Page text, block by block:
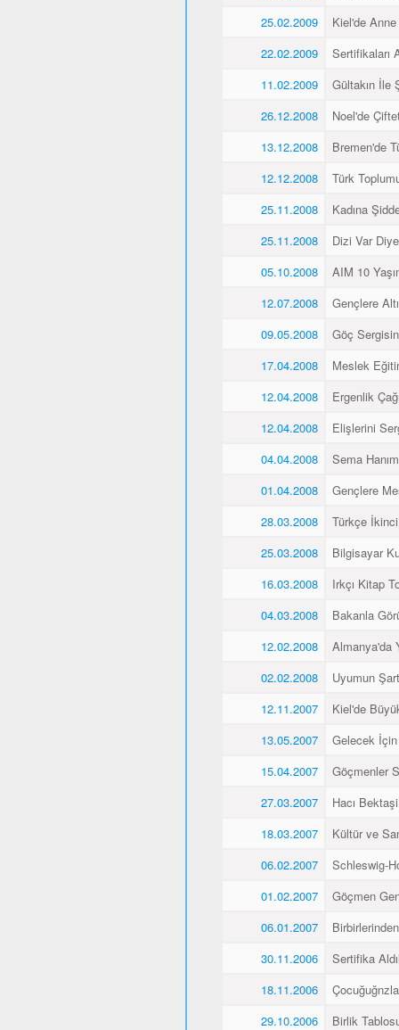
25.02.2009
Kiel'de
22.02.2009
Sertifikaları
11.02.2009
Gültakın İle
26.12.2008
Noel'de
13.12.2008
Bremen'de
12.12.2008
Türk
25.11.2008
Kadına
25.11.2008
Dizi Var
05.10.2008
AIM 10
12.07.2008
Gençlere
09.05.2008
Göç
17.04.2008
Meslek
12.04.2008
Ergenlik
12.04.2008
Elişlerini
04.04.2008
Sema
01.04.2008
Gençlere
28.03.2008
Türkçe
25.03.2008
Bilgisayar
16.03.2008
Irkçı Kitap
04.03.2008
Bakanla
12.02.2008
Almanya'da
02.02.2008
Uyumun
12.11.2007
Kiel'de
13.05.2007
Gelecek
15.04.2007
Göçmenler
27.03.2007
Hacı
18.03.2007
Kültür ve
06.02.2007
Schleswig-
01.02.2007
Göçmen
06.01.2007
30.11.2006
Sertifika
18.11.2006
29.10.2006
Birlik